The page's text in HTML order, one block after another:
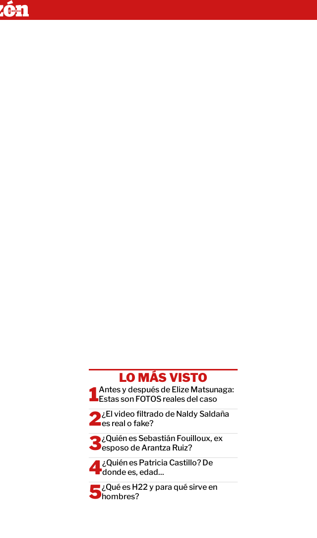
LO MÁS VISTO
Antes y después de Elize Matsunaga:
Estas son FOTOS reales del caso
¿El video filtrado de Naldy Saldaña
es real o fake?
¿Quién es Sebastián Fouilloux, ex
esposo de Arantza Ruiz?
¿Quién es Patricia Castillo? De
donde es, edad...
¿Qué es H22 y para qué sirve en
hombres?